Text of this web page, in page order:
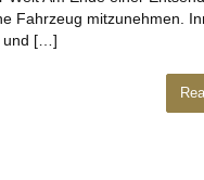
Fahrzeug mitzunehmen.
und […]